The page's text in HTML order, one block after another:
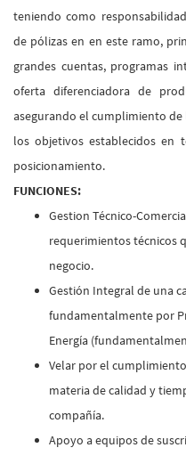
teniendo como
de pólizas en en este ramo,
grandes cuentas, programas
oferta diferenciadora de
asegurando el cumplimiento
los objetivos establecidos en
posicionamiento.
FUNCIONES:
Gestion Técnico-
requerimientos técnicos
negocio.
Gestión Integral de una
fundamentalmente por
Energía
Velar por el
materia de calidad y
compañía.
Apoyo a equipos de